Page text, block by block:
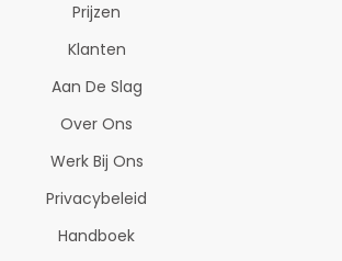
Prijzen
Klanten
Aan De Slag
Over Ons
Werk Bij Ons
Privacybeleid
Handboek